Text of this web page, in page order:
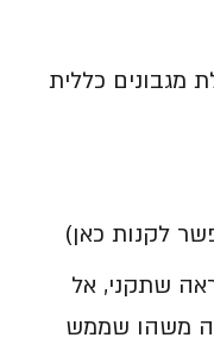
מגבונים כללית
שתקני, אל
זה משהו שממש